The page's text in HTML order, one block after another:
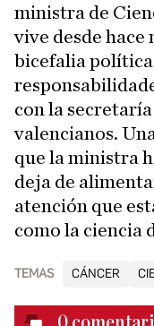
ministra de
vive desde hace
bicefalia
con la
valencianos.
que la ministra
deja de
atención que
como la ciencia
TEMAS CÁNCER